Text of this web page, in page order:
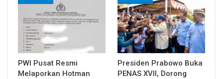
PWI Pusat Resmi
Melaporkan Hotman
Presiden Prabowo Buka
PENAS XVII, Dorong